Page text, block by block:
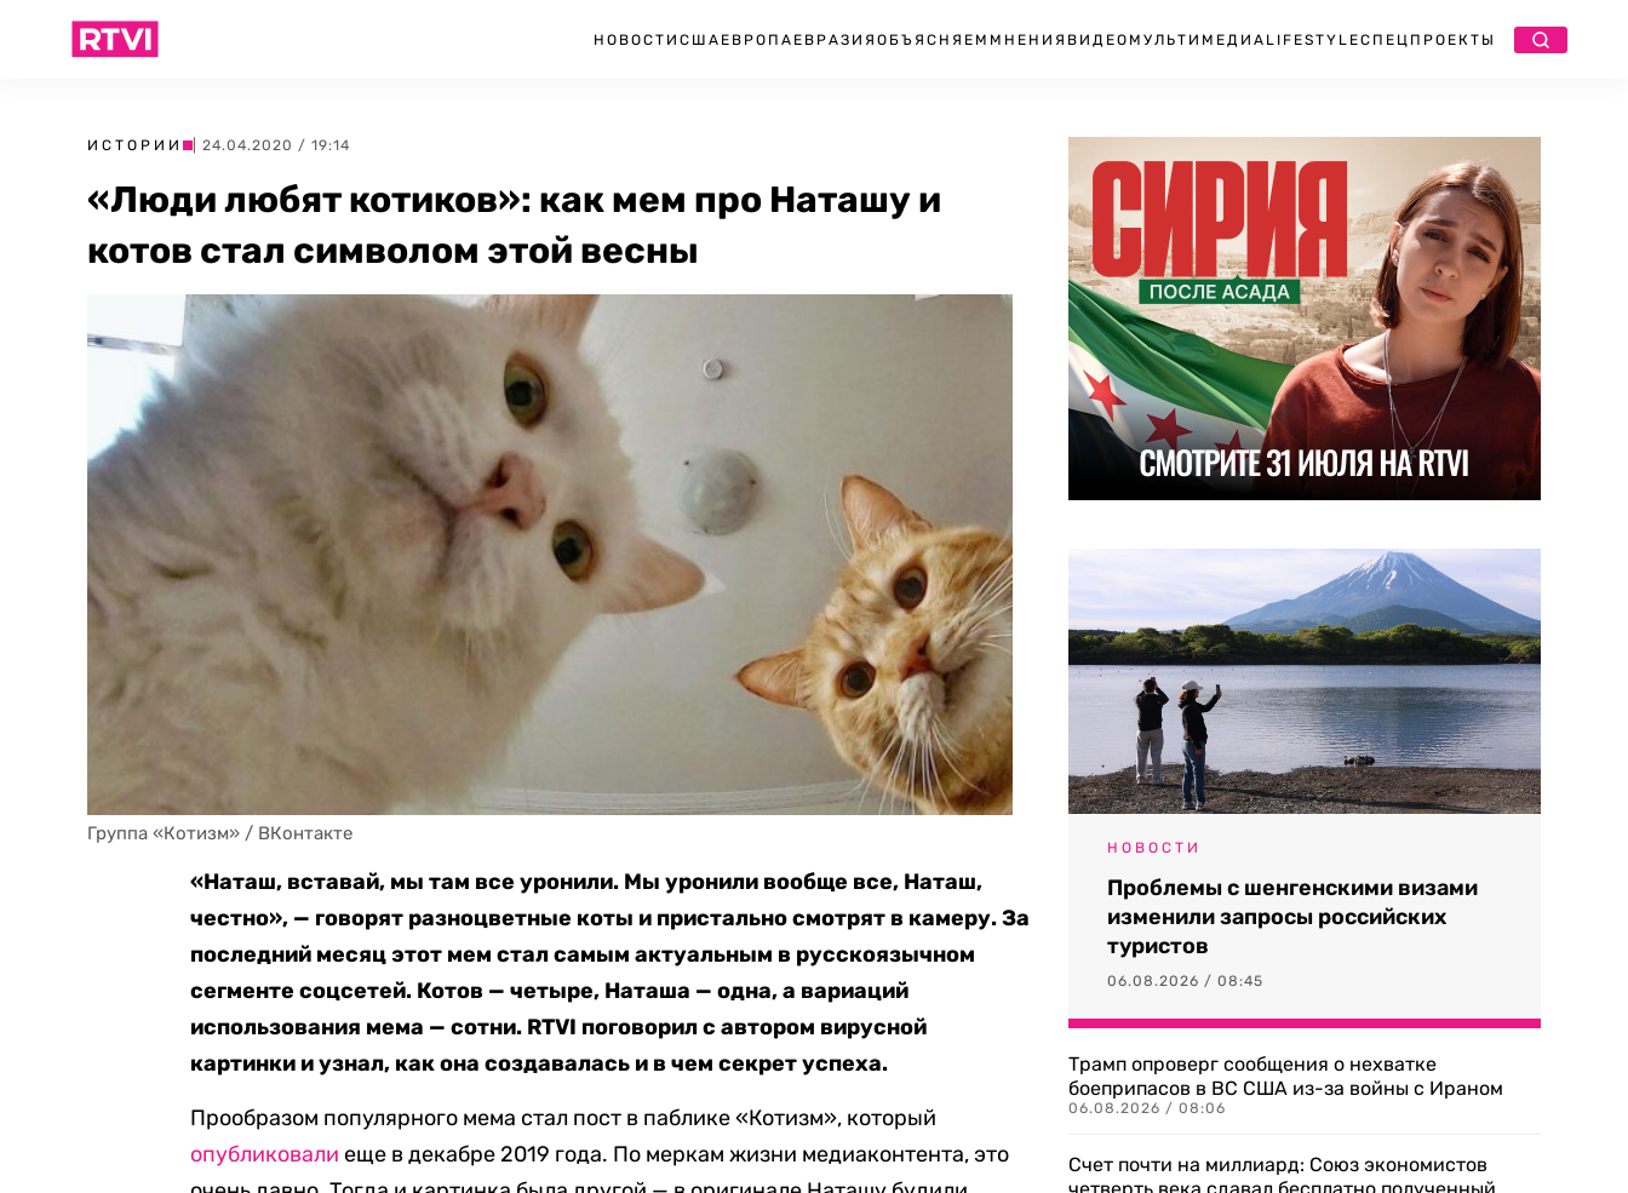
НОВОСТИ США ЕВРОПА ЕВРАЗИЯ ОБЪЯСНЯЕМ МНЕНИЯ ВИДЕО МУЛЬТИМЕДИА LIFESTYLEСПЕЦПРОЕКТЫ
ИСТОРИИ | 24.04.2020 / 19:14
«Люди любят котиков»: как мем про Наташу и
котов стал символом этой весны
Группа «Котизм» / ВКонтакте
«Наташ, вставай, мы там все уронили. Мы уронили вообще все, Наташ,
честно», — говорят разноцветные коты и пристально смотрят в камеру. За
последний месяц этот мем стал самым актуальным в русскоязычном
сегменте соцсетей. Котов — четыре, Наташа — одна, а вариаций
использования мема — сотни. RTVI поговорил с автором вирусной
картинки и узнал, как она создавалась и в чем секрет успеха.
Прообразом популярного мема стал пост в паблике «Котизм», который
опубликовали еще в декабре 2019 года. По меркам жизни медиаконтента, это
НОВОСТИ
Проблемы с шенгенскими визами
изменили запросы российских
туристов
06.08.2026 / 08:45
Трамп опроверг сообщения о нехватке
боеприпасов в ВС США из-за войны с Ираном
06.08.2026 / 08:06
Счет почти на миллиард: Союз экономистов